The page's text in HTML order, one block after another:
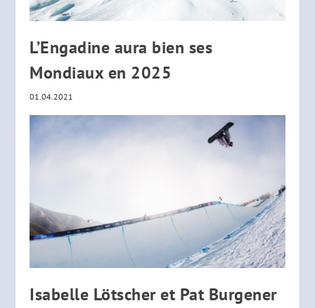
L’Engadine aura bien ses
Mondiaux en 2025
01.04.2021
Isabelle Lötscher et Pat Burgener